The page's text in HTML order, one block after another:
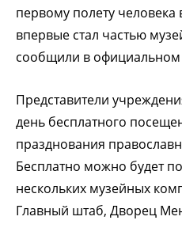
первому полету человека
впервые стал частью
сообщили в официальном
Представители
день бесплатного
празднования
Бесплатно можно будет
нескольких музейных
Главный штаб, Дворец